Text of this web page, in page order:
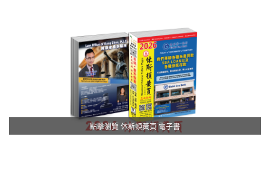
點擊瀏覽 休斯頓黃頁 電子書